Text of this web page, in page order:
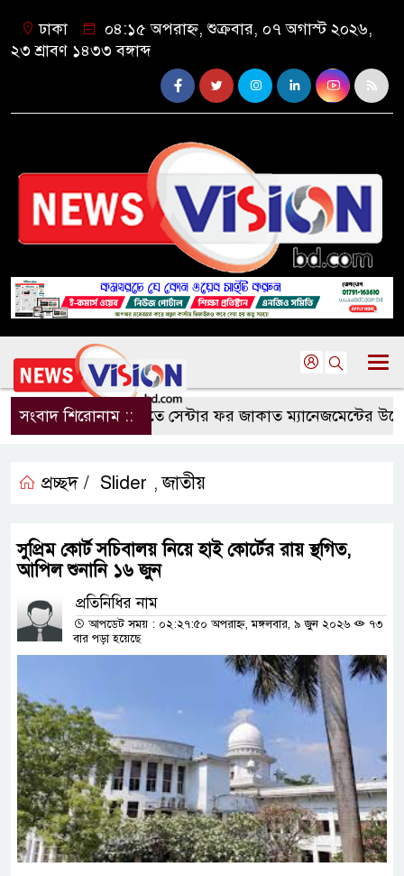
ঢাকা
০৪:১৫ অপরাহ্ন, শুক্রবার, ০৭ অগাস্ট ২০২৬,
২৩ শ্রাবণ ১৪৩৩ বঙ্গাব্দ
সংবাদ শিরোনাম ::কুবিতে সেন্টার ফর জাকাত ম্যানেজমেন্টের
প্রচ্ছদ / Slider ,জাতীয়
সুপ্রিম কোর্ট সচিবালয় নিয়ে হাই কোর্টের রায় স্থগিত,
আপিল শুনানি ১৬ জুন
প্রতিনিধির নাম
আপডেট সময় : ০২:২৭:৫০ অপরাহ্ন, মঙ্গলবার, ৯ জুন ২০২৬
৭৩
বার পড়া হয়েছে